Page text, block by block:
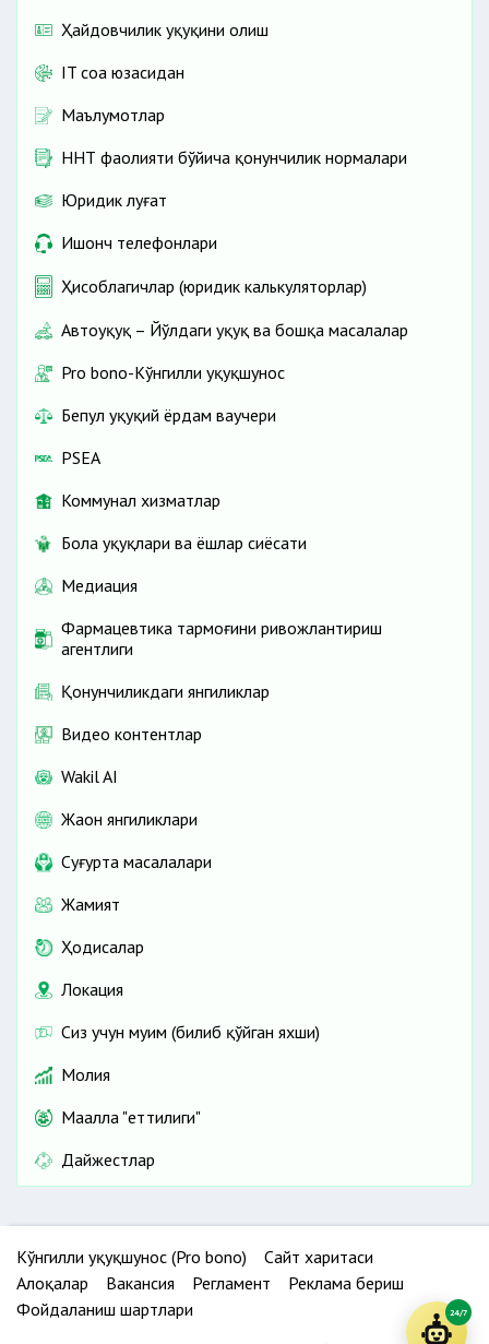
Ҳайдовчилик ҳуқуқини олиш
IT соҳа юзасидан
Маълумотлар
ННТ фаолияти бўйича қонунчилик нормалари
Юридик луғат
Ишонч телефонлари
Ҳисоблагичлар (юридик калькуляторлар)
Автоҳуқуқ – Йўлдаги ҳуқуқ ва бошқа масалалар
Pro bono-Кўнгилли ҳуқуқшунос
Бепул ҳуқуқий ёрдам ваучери
PSEA
Коммунал хизматлар
Бола ҳуқуқлари ва ёшлар сиёсати
Медиация
Фармацевтика тармоғини ривожлантириш
агентлиги
Қонунчиликдаги янгиликлар
Видео контентлар
Wakil AI
Жаҳон янгиликлари
Cуғурта масалалари
Жамият
Ҳодисалар
Локация
Сиз учун муҳим (билиб қўйган яхши)
Молия
Маҳалла "еттилиги"
Дайжестлар
Кўнгилли ҳуқуқшунос (Pro bono)
Сайт харитаси
Алоқалар
Вакансия Регламент
Реклама бериш
Фойдаланиш шартлари
24/7